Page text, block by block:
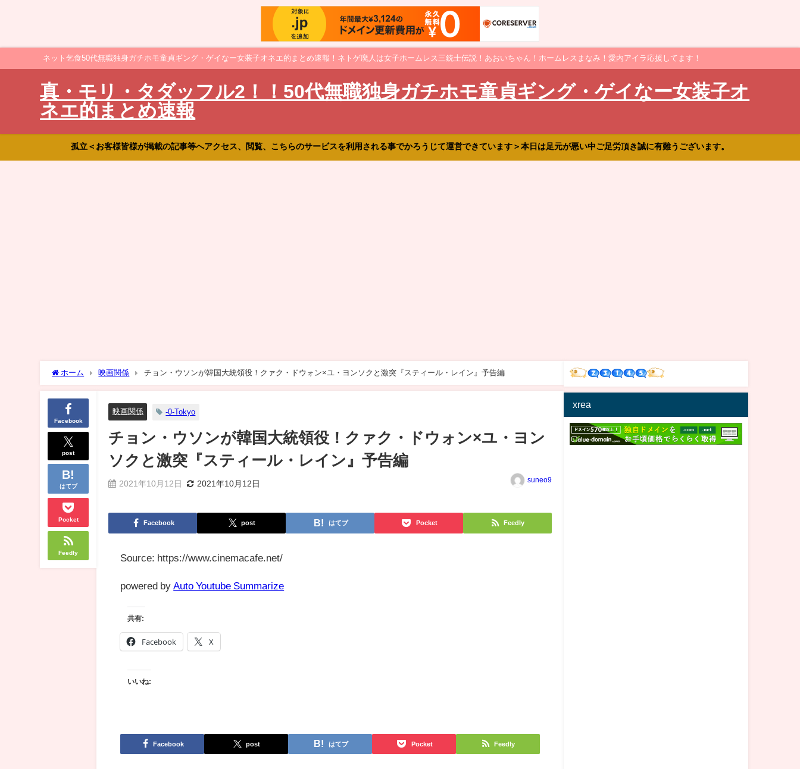
ネット乞食50代無職独身ガチホモ童貞ギング・ゲイなー女装子オネエ的まとめ速報！ネトゲ廃人は女子ホームレス三銃士伝説！あおいちゃん！ホームレスまなみ！愛内アイラ応援してます！
真・モリ・タダッフル2！！50代無職独身ガチホモ童貞ギング・ゲイなー女装子オ
ネエ的まとめ速報
孤立＜お客様皆様が掲載の記事等へアクセス、閲覧、こちらのサービスを利用される事でかろうじて運営できています＞本日は足元が悪い中ご足労頂き誠に有難うございます。
ホーム 映画関係 チョン・ウソンが韓国大統領役！クァク・ドウォン×ユ・ヨンソクと激突『スティール・レイン』予告編
Facebook
post
はてブ
Pocket
Feedly
映画関係 -0-Tokyo
チョン・ウソンが韓国大統領役！クァク・ドウォン×ユ・ヨン
ソクと激突『スティール・レイン』予告編
2021年10月12日 2021年10月12日 suneo9
Facebook post はてブ Pocket Feedly
Source: https://www.cinemacafe.net/
powered by Auto Youtube Summarize
共有:
Facebook X
いいね:
Facebook post はてブ Pocket Feedly
xrea